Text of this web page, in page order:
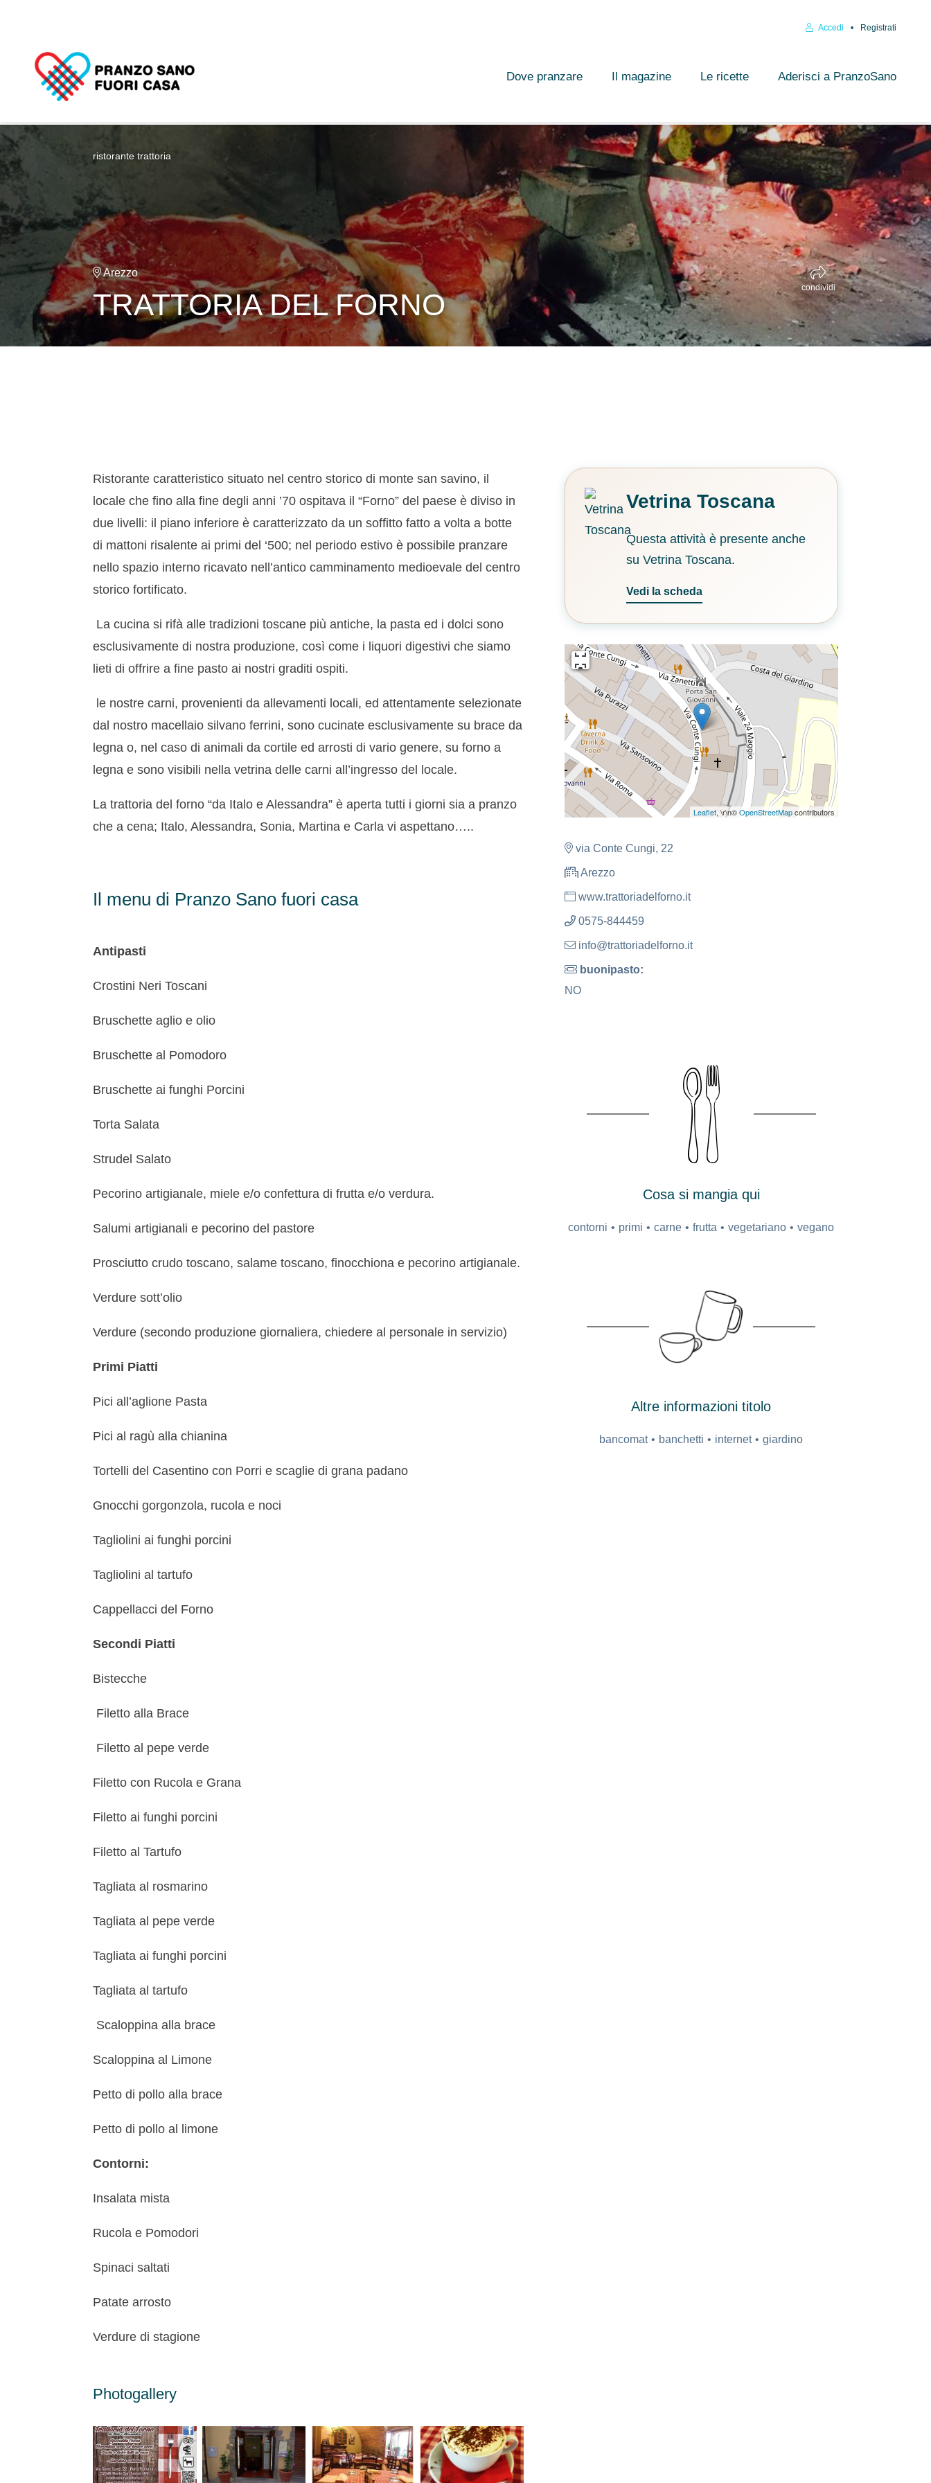
Accedi Registrati
Dove pranzare Il magazine Le ricette Aderisci a PranzoSano
ristorante trattoria
Arezzo
TRATTORIA DEL FORNO condividi
Ristorante caratteristico situato nel centro storico di monte san savino, il
locale che fino alla fine degli anni ’70 ospitava il “Forno” del paese è diviso in
due livelli: il piano inferiore è caratterizzato da un soffitto fatto a volta a botte
di mattoni risalente ai primi del ‘500; nel periodo estivo è possibile pranzare
nello spazio interno ricavato nell’antico camminamento medioevale del centro
storico fortificato.
La cucina si rifà alle tradizioni toscane più antiche, la pasta ed i dolci sono
esclusivamente di nostra produzione, così come i liquori digestivi che siamo
lieti di offrire a fine pasto ai nostri graditi ospiti.
le nostre carni, provenienti da allevamenti locali, ed attentamente selezionate
dal nostro macellaio silvano ferrini, sono cucinate esclusivamente su brace da
legna o, nel caso di animali da cortile ed arrosti di vario genere, su forno a
legna e sono visibili nella vetrina delle carni all’ingresso del locale.
La trattoria del forno “da Italo e Alessandra” è aperta tutti i giorni sia a pranzo
che a cena; Italo, Alessandra, Sonia, Martina e Carla vi aspettano…..
Il menu di Pranzo Sano fuori casa
Antipasti
Crostini Neri Toscani
Bruschette aglio e olio
Bruschette al Pomodoro
Bruschette ai funghi Porcini
Torta Salata
Strudel Salato
Pecorino artigianale, miele e/o confettura di frutta e/o verdura.
Salumi artigianali e pecorino del pastore
Prosciutto crudo toscano, salame toscano, finocchiona e pecorino artigianale.
Verdure sott’olio
Verdure (secondo produzione giornaliera, chiedere al personale in servizio)
Primi Piatti
Pici all’aglione Pasta
Pici al ragù alla chianina
Tortelli del Casentino con Porri e scaglie di grana padano
Gnocchi gorgonzola, rucola e noci
Tagliolini ai funghi porcini
Tagliolini al tartufo
Cappellacci del Forno
Secondi Piatti
Bistecche
Filetto alla Brace
Filetto al pepe verde
Filetto con Rucola e Grana
Filetto ai funghi porcini
Filetto al Tartufo
Tagliata al rosmarino
Tagliata al pepe verde
Tagliata ai funghi porcini
Tagliata al tartufo
Scaloppina alla brace
Scaloppina al Limone
Petto di pollo alla brace
Petto di pollo al limone
Contorni:
Insalata mista
Rucola e Pomodori
Spinaci saltati
Patate arrosto
Verdure di stagione
Photogallery
Vetrina Toscana
Questa attività è presente anche
su Vetrina Toscana.
Vedi la scheda
Leaflet, \r\n©OpenStreetMapcontributors
via Conte Cungi, 22
Arezzo
www.trattoriadelforno.it
0575-844459
info@trattoriadelforno.it
buonipasto:
NO
Cosa si mangia qui
contorni primi carne frutta vegetariano vegano
Altre informazioni titolo
bancomat banchetti internet giardino